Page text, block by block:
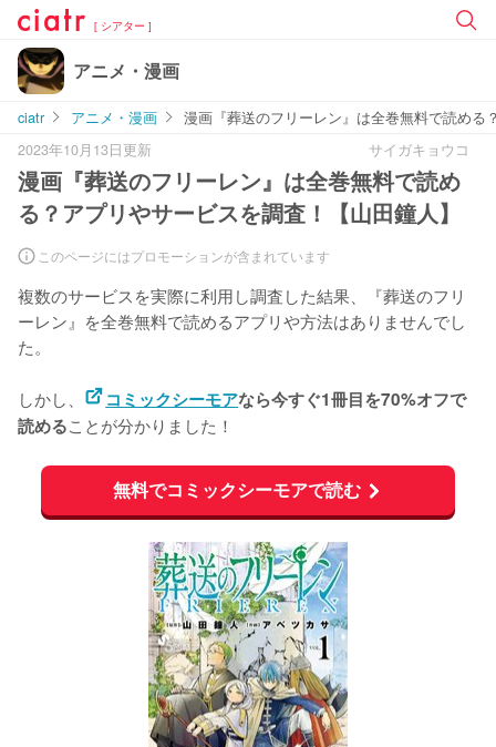
[ シアター ]
アニメ・漫画
ciatr アニメ・漫画
漫画『葬送のフリーレン』は全巻無料で読める
2023年10月13日更新
サイガキョウコ
漫画『葬送のフリーレン』は全巻無料で読め
る？アプリやサービスを調査！【山田鐘人】
このページにはプロモーションが含まれています
複数のサービスを実際に利用し調査した結果、『葬送のフリ
ーレン』を全巻無料で読めるアプリや方法はありませんでし
た。
しかし、 コミックシーモアなら今すぐ1冊目を70%オフで
読めることが分かりました！
無料でコミックシーモアで読む